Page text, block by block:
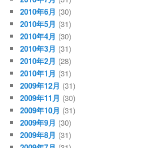
2010年6月 (30)
2010年5月 (31)
2010年4月 (30)
2010年3月 (31)
2010年2月 (28)
2010年1月 (31)
2009年12月 (31)
2009年11月 (30)
2009年10月 (31)
2009年9月 (30)
2009年8月 (31)